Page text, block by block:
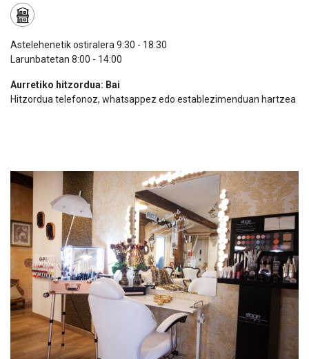
Astelehenetik ostiralera 9:30 - 18:30
Larunbatetan 8:00 - 14:00
Aurretiko hitzordua: Bai
Hitzordua telefonoz, whatsappez edo establezimenduan hartzea